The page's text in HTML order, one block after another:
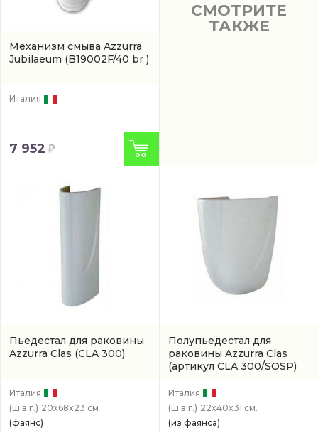
Механизм смыва Azzurra
Jubilaeum (B19002F/40 br )
Италия
7 952
СМОТРИТЕ
ТАКЖЕ
Пьедестал для раковины
Azzurra Clas (CLA 300)
Италия
(ш.в.г.) 20x68x23 см
(фаянс)
Полупьедестал для
раковины Azzurra Clas
(артикул CLA 300/SOSP)
Италия
(ш.в.г.) 22x40x31 см.
(из фаянса)